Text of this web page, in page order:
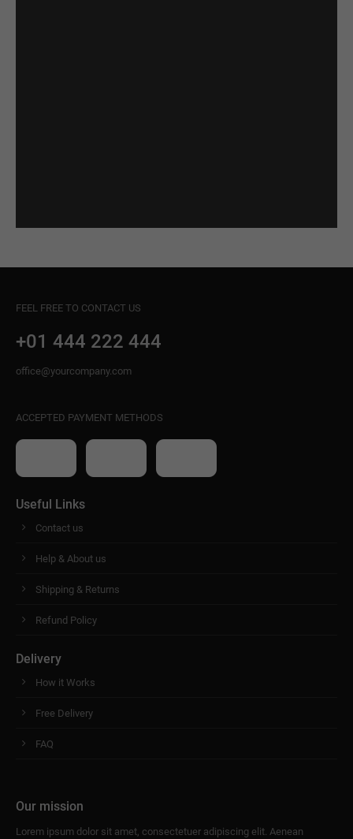
FEEL FREE TO CONTACT US
+01 444 222 444
office@yourcompany.com
ACCEPTED PAYMENT METHODS
Useful Links
Contact us
Help & About us
Shipping & Returns
Refund Policy
Delivery
How it Works
Free Delivery
FAQ
Our mission
Lorem ipsum dolor sit amet, consectetuer adipiscing elit. Aenean